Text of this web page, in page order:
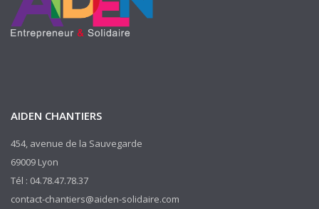
AIDEN CHANTIERS
454, avenue de la Sauvegarde
69009 Lyon
Tél : 04.78.47.78.37
contact-chantiers@aiden-solidaire.com